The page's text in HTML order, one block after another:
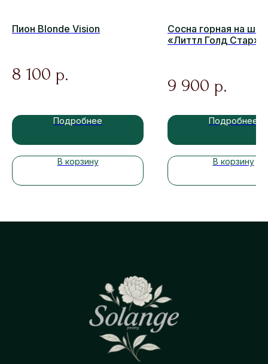
Пион Blonde Vision
8 100 р.
Подробнее
В корзину
Сосна горная на
«Литтл Голд Стар»
9 900 р.
Подробнее
В корзину